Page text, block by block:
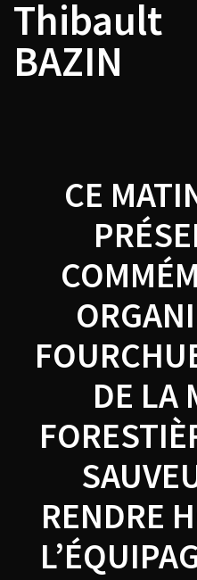
Skip
content
Thibault
BAZIN
CE
DE LA
RENDRE
Navigation
de